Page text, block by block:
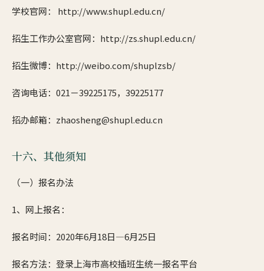
学校官网： http://www.shupl.edu.cn/
招生工作办公室官网：http://zs.shupl.edu.cn/
招生微博：http://weibo.com/shuplzsb/
咨询电话：021－39225175，39225177
招办邮箱：zhaosheng@shupl.edu.cn
十六、其他须知
（一）报名办法
1、网上报名：
报名时间：2020年6月18日—6月25日
报名方法：登录上海市高校插班生统一报名平台